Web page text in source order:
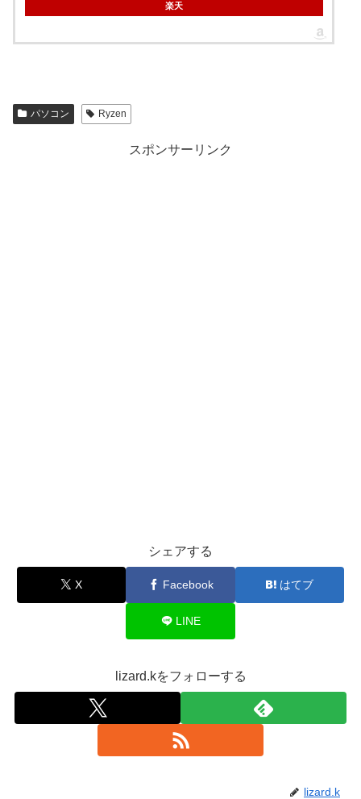
楽天
パソコン Ryzen
スポンサーリンク
シェアする
X Facebook はてブ
LINE
lizard.kをフォローする
lizard.k